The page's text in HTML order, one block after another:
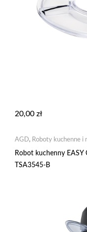
20,00 zł
AGD, Roboty kuchenne i
Robot kuchenny EASY
TSA3545-B